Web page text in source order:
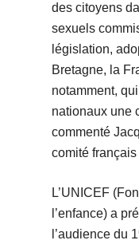
des citoyens
sexuels
législation,
Bretagne, la
notamment,
nationaux une
commenté
comité français
L’UNICEF
l’enfance) a
l’audience du